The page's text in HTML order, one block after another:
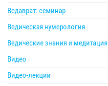
Ведаврат: семинар
Ведическая нумерология
Ведические знания и медитация
Видео
Видео-лекции